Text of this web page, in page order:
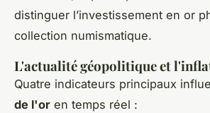
distinguer l’investissement en or
collection numismatique.
L'actualité géopolitique et
Quatre indicateurs principaux
de l'or en temps réel :